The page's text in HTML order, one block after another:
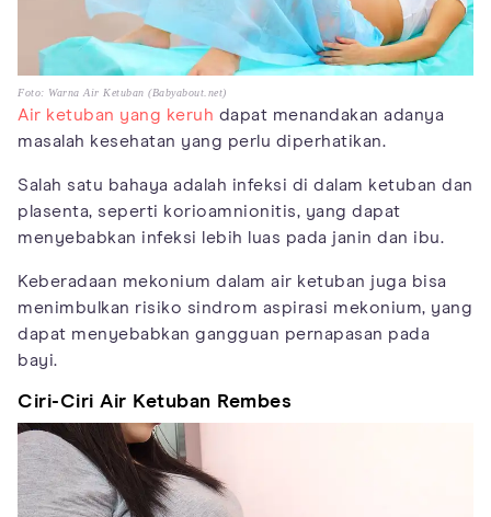
Foto: Warna Air Ketuban (Babyabout.net)
Air ketuban yang keruh dapat menandakan adanya
masalah kesehatan yang perlu diperhatikan.
Salah satu bahaya adalah infeksi di dalam ketuban dan
plasenta, seperti korioamnionitis, yang dapat
menyebabkan infeksi lebih luas pada janin dan ibu.
Keberadaan mekonium dalam air ketuban juga bisa
menimbulkan risiko sindrom aspirasi mekonium, yang
dapat menyebabkan gangguan pernapasan pada
bayi.
Ciri-Ciri Air Ketuban Rembes